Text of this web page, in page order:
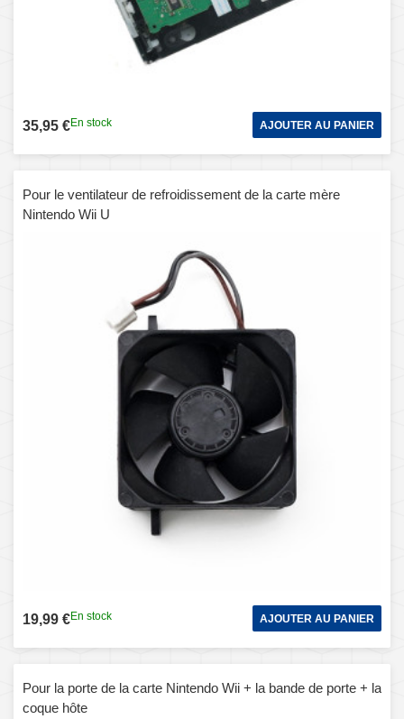
35,95 €En stock AJOUTER AU PANIER
Pour le ventilateur de refroidissement de la carte mère
Nintendo Wii U
19,99 €En stock AJOUTER AU PANIER
Pour la porte de la carte Nintendo Wii + la bande de porte + la
coque hôte